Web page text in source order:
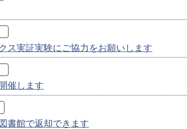
ス実証実験にご協力をお願いします
催します
書館で返却できます